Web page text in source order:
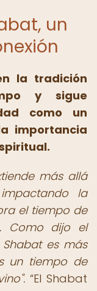
un
la tradición
y sigue
como un
importancia
más allá
la
el tiempo de
Como dijo el
es más
un tiempo de
El Shabat